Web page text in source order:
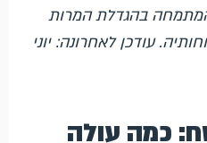
בגוגל מאז 2007, המתמחה בהגדלת המרות
עודכן לאחרונה: יוני
כמה עולה